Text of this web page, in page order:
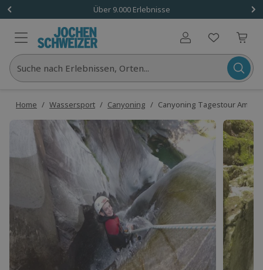
Über 9.000 Erlebnisse
Benutzerkonto
Suche nach Erlebnissen, Orten...
Home / Wassersport / Canyoning / Canyoning Tagestour Amden